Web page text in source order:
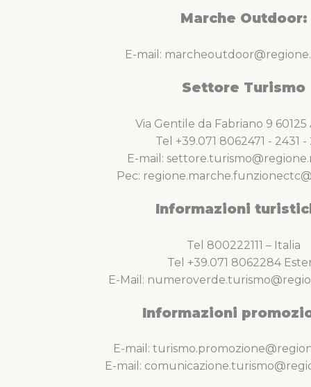
Marche Outdoor:
E-mail:
Settore Turismo
Via Gentile da Fabriano 9
Tel +39.071 8062471 - 2431 -
E-mail:
Pec:
Informazioni
Tel 800222111 – Italia
Tel +39.071 8062284
E-Mail:
Informazioni
E-mail:
E-mail: